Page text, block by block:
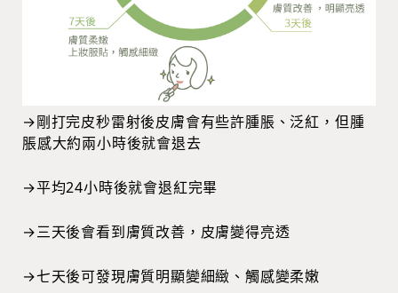
→剛打完皮秒雷射後皮膚會有些許腫脹、泛紅，但腫
脹感大約兩小時後就會退去
→平均24小時後就會退紅完畢
→三天後會看到膚質改善，皮膚變得亮透
→七天後可發現膚質明顯變細緻、觸感變柔嫩